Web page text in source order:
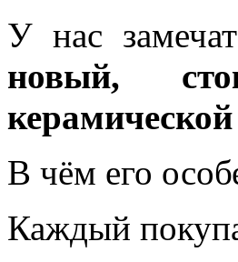
У нас
новый,
В чём его
Каждый